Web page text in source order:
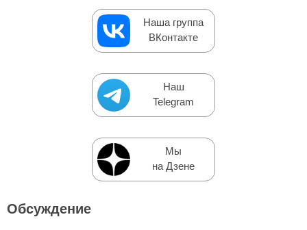
Наша группа
ВКонтакте
Наш
Telegram
Мы
на Дзене
Обсуждение